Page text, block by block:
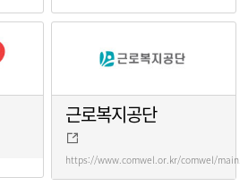
근로복지공단
https://www.comwel.or.kr/comwel/